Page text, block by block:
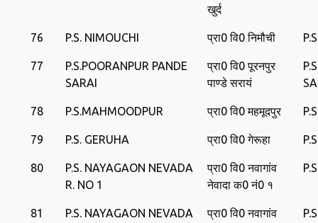
खुर्द
76 P.S. NIMOUCHI प्रा0 वि0 निमौची
77
P.S.POORANPUR PANDE
SARAI
प्रा0 वि0 पूरनपुर
पाण्‍डे सरायं
78 P.S.MAHMOODPUR प्रा0 वि0 महमूदपुर
79 P.S. GERUHA प्रा0 वि0 गेरूहा
80
P.S. NAYAGAON NEVADA
R. NO 1
प्रा0 वि0 नवागांव
नेवादा क0 नं0 १
81
P.S. NAYAGAON NEVADA
प्रा0 वि0 नवागांव